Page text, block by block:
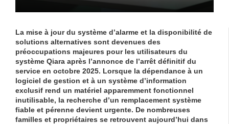
La mise à jourdu système d’alarme et la disponibilité de
solutions alternatives sont devenues des
préoccupations majeures pour les utilisateurs du
système Qiara après l’annonce de l’arrêt définitif du
service en octobre 2025. Lorsque la dépendance à un
logiciel de gestion et à un système d’information
exclusif rend un matériel apparemment fonctionnel
inutilisable, la recherche d’un remplacement système
fiable et pérenne devient urgente. De nombreuses
familles et propriétaires se retrouvent aujourd’hui dans